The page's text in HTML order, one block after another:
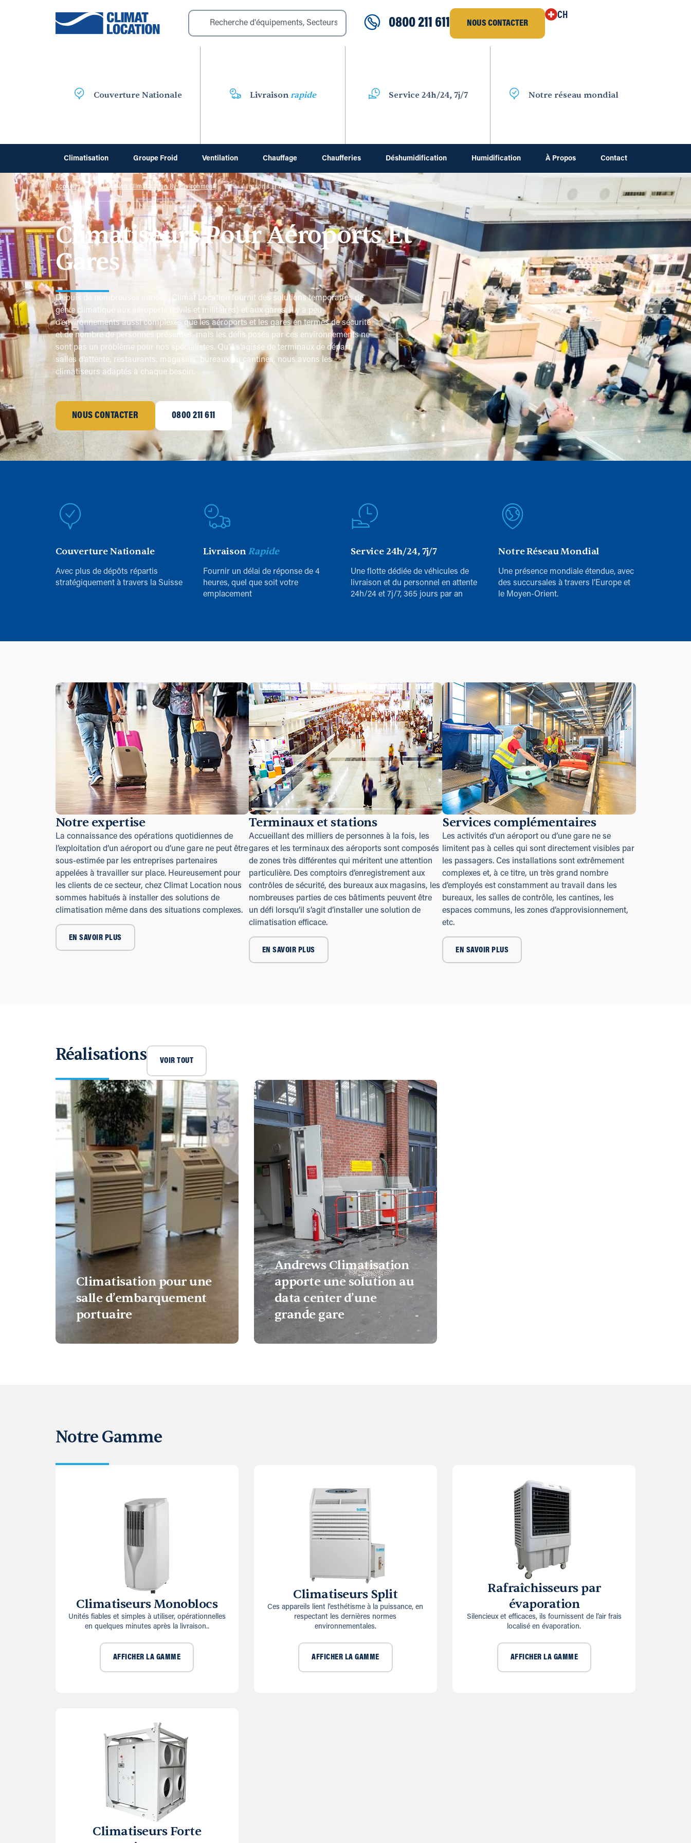
0800 211 611 NOUS CONTACTER
CH
Couverture Nationale Livraison rapide Service 24h/24, 7j/7 Notre réseau mondial
Climatisation Groupe Froid Ventilation Chauffage Chaufferies Déshumidification Humidification À Propos Contact
Accueil Location Climatisation By Environment Aéroports Et Gares
Climatiseurs Pour Aéroports Et
Gares
Depuis de nombreuses années, Climat Location fournit des solutions temporaires de
génie climatique aux aéroports (civils et militaires) et aux gares. Il y a peu
d’environnements aussi complexes que les aéroports et les gares en termes de sécurité
et de nombre de personnes présentes, mais les défis posés par ces environnements ne
sont pas un problème pour nos spécialistes. Qu’il s’agisse de terminaux de départ,
salles d’attente, restaurants, magasins, bureaux ou cantines, nous avons les
climatiseurs adaptés à chaque besoin.
NOUS CONTACTER 0800 211 611
Couverture Nationale
Avec plus de dépôts répartis
stratégiquement à travers la Suisse
LivraisonRapide
Fournir un délai de réponse de 4
heures, quel que soit votre
emplacement
Service 24h/24, 7j/7
Une flotte dédiée de véhicules de
livraison et du personnel en attente
24h/24 et 7j/7, 365 jours par an
Notre Réseau Mondial
Une présence mondiale étendue, avec
des succursales à travers l’Europe et
le Moyen-Orient.
Notre expertise
La connaissance des opérations quotidiennes de
l’exploitation d’un aéroport ou d’une gare ne peut être
sous-estimée par les entreprises partenaires
appelées à travailler sur place. Heureusement pour
les clients de ce secteur, chez Climat Location nous
sommes habitués à installer des solutions de
climatisation même dans des situations complexes.
EN SAVOIR PLUS
Terminaux et stations
Accueillant des milliers de personnes à la fois, les
gares et les terminaux des aéroports sont composés
de zones très différentes qui méritent une attention
particulière. Des comptoirs d’enregistrement aux
contrôles de sécurité, des bureaux aux magasins, les
nombreuses parties de ces bâtiments peuvent être
un défi lorsqu’il s’agit d’installer une solution de
climatisation efficace.
EN SAVOIR PLUS
Services complémentaires
Les activités d’un aéroport ou d’une gare ne se
limitent pas à celles qui sont directement visibles par
les passagers. Ces installations sont extrêmement
complexes et, à ce titre, un très grand nombre
d’employés est constamment au travail dans les
bureaux, les salles de contrôle, les cantines, les
espaces communs, les zones d’approvisionnement,
etc.
EN SAVOIR PLUS
Réalisations VOIR TOUT
Climatisation pour une
salle d’embarquement
portuaire
Andrews Climatisation
apporte une solution au
data center d’une
grande gare
Notre Gamme
Climatiseurs Monoblocs
Unités fiables et simples à utiliser, opérationnelles
en quelques minutes après la livraison..
AFFICHER LA GAMME
Climatiseurs Split
Ces appareils lient l’esthétisme à la puissance, en
respectant les dernières normes
environnementales.
AFFICHER LA GAMME
Rafraîchisseurs par
évaporation
Silencieux et efficaces, ils fournissent de l’air frais
localisé en évaporation.
AFFICHER LA GAMME
Climatiseurs Forte